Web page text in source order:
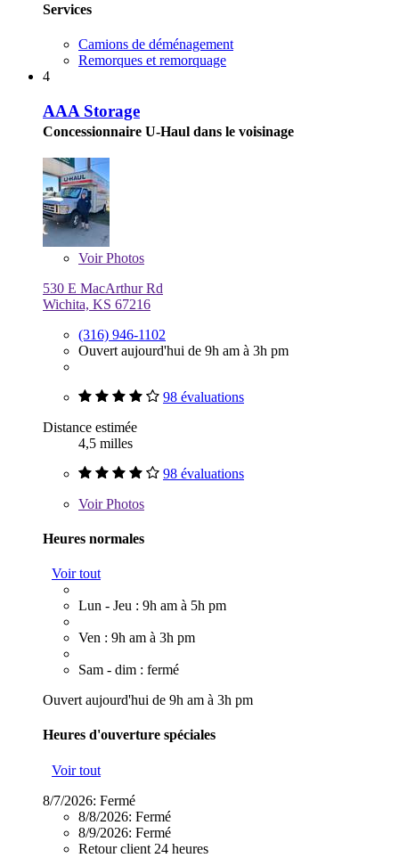
Services
Camions de déménagement
Remorques et remorquage
4
AAA Storage
Concessionnaire U-Haul dans le voisinage
VoirPhotos
530 E MacArthur Rd
Wichita, KS 67216
(316) 946-1102
Ouvert aujourd'hui de 9h am à 3h pm
98 évaluations
Distance estimée
4,5 milles
98 évaluations
VoirPhotos
Heures normales
Voir tout
Lun - Jeu : 9h am à 5h pm
Ven : 9h am à 3h pm
Sam - dim : fermé
Ouvert aujourd'hui de 9h am à 3h pm
Heures d'ouverture spéciales
Voir tout
8/7/2026: Fermé
8/8/2026: Fermé
8/9/2026: Fermé
Retour client 24 heures